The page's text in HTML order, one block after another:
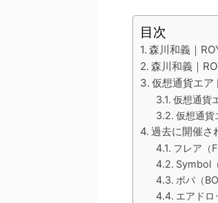
目次
森川和義｜
森川和義｜
仮想通貨エア
仮想通貨
仮想通貨
過去に開催さ
フレア（
Symbol
ボバ（
エアドロ